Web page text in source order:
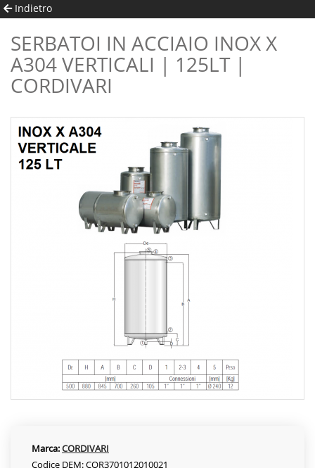
Indietro
SERBATOI IN ACCIAIO INOX X
A304 VERTICALI | 125LT |
CORDIVARI
Marca:CORDIVARI
Codice DEM: COR3701012010021